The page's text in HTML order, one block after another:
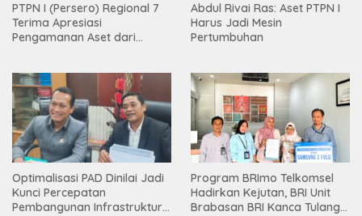
PTPN I (Persero) Regional 7
Terima Apresiasi
Pengamanan Aset dari
Abdul Rivai Ras: Aset PTPN I
Harus Jadi Mesin
Pertumbuhan
Optimalisasi PAD Dinilai Jadi
Kunci Percepatan
Pembangunan Infrastruktur
Program BRImo Telkomsel
Hadirkan Kejutan, BRI Unit
Brabasan BRI Kanca Tulang